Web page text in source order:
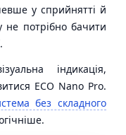
у сприйнятті й
не потрібно бачити
індикація,
ECO Nano Pro.
без складного